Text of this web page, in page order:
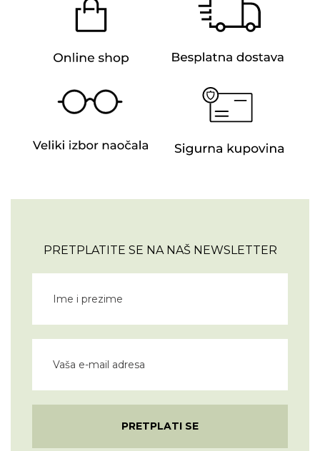
PRETPLATITE SE NA NAŠ NEWSLETTER
PRETPLATI SE